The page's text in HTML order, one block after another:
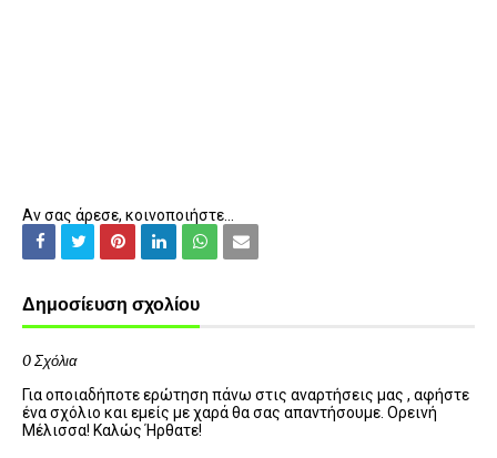
Αν σας άρεσε, κοινοποιήστε...
Δημοσίευση σχολίου
0 Σχόλια
Για οποιαδήποτε ερώτηση πάνω στις αναρτήσεις μας , αφήστε
ένα σχόλιο και εμείς με χαρά θα σας απαντήσουμε. Ορεινή
Μέλισσα! Καλώς Ήρθατε!